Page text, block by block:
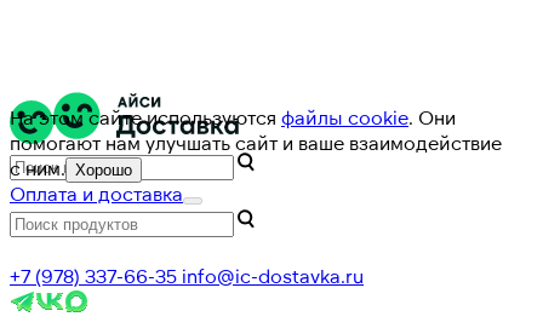
На этом сайте используются файлы cookie. Они
помогают нам улучшать сайт и ваше взаимодействие
с ним. Хорошо
Оплата и доставка
+7 (978) 337-66-35 info@ic-dostavka.ru